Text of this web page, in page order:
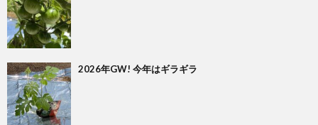
2026年GW! 今年はギラギラ